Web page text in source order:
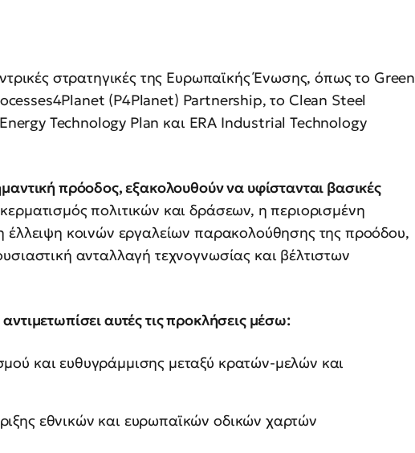
στρατηγικές της Ευρωπαϊκής Ένωσης, όπως το Green
(P4Planet) Partnership, το Clean Steel
Technology Plan και ERA Industrial Technology
πρόοδος, εξακολουθούν να υφίστανται βασικές
πολιτικών και δράσεων, η περιορισμένη
έλλειψη κοινών εργαλείων παρακολούθησης της προόδου,
ανταλλαγή τεχνογνωσίας και βέλτιστων
αυτές τις προκλήσεις μέσω:
και ευθυγράμμισης μεταξύ κρατών-μελών και
εθνικών και ευρωπαϊκών οδικών χαρτών